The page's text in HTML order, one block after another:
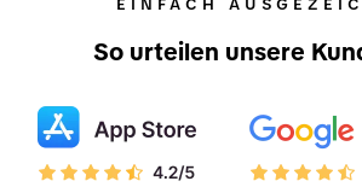
EINFACH
So urteilen unsere